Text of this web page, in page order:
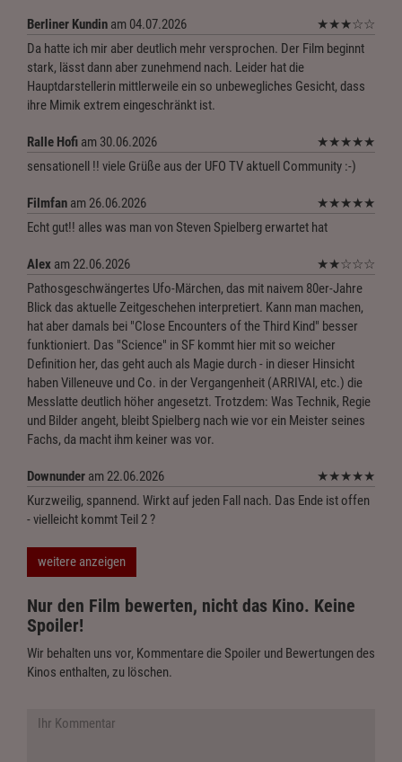
Berliner Kundin am 04.07.2026 ★★★☆☆
Da hatte ich mir aber deutlich mehr versprochen. Der Film beginnt
stark, lässt dann aber zunehmend nach. Leider hat die
Hauptdarstellerin mittlerweile ein so unbewegliches Gesicht, dass
ihre Mimik extrem eingeschränkt ist.
Ralle Hofi am 30.06.2026 ★★★★★
sensationell !! viele Grüße aus der UFO TV aktuell Community :-)
Filmfan am 26.06.2026 ★★★★★
Echt gut!! alles was man von Steven Spielberg erwartet hat
Alex am 22.06.2026 ★★☆☆☆
Pathosgeschwängertes Ufo-Märchen, das mit naivem 80er-Jahre
Blick das aktuelle Zeitgeschehen interpretiert. Kann man machen,
hat aber damals bei "Close Encounters of the Third Kind" besser
funktioniert. Das "Science" in SF kommt hier mit so weicher
Definition her, das geht auch als Magie durch - in dieser Hinsicht
haben Villeneuve und Co. in der Vergangenheit (ARRIVAl, etc.) die
Messlatte deutlich höher angesetzt. Trotzdem: Was Technik, Regie
und Bilder angeht, bleibt Spielberg nach wie vor ein Meister seines
Fachs, da macht ihm keiner was vor.
Downunder am 22.06.2026 ★★★★★
Kurzweilig, spannend. Wirkt auf jeden Fall nach. Das Ende ist offen
- vielleicht kommt Teil 2 ?
weitere anzeigen
Nur den Film bewerten, nicht das Kino. Keine
Spoiler!
Wir behalten uns vor, Kommentare die Spoiler und Bewertungen des
Kinos enthalten, zu löschen.